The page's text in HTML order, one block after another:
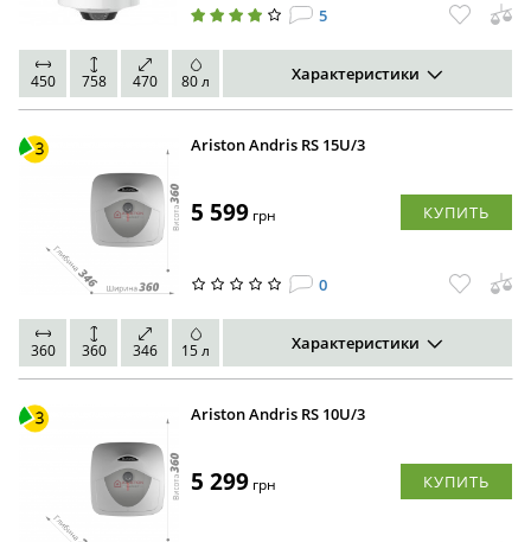
5
450 758 470 80 л Характеристики
Ariston Andris RS 15U/3
5 599 грн КУПИТЬ
0
360 360 346 15 л Характеристики
Ariston Andris RS 10U/3
5 299 грн КУПИТЬ